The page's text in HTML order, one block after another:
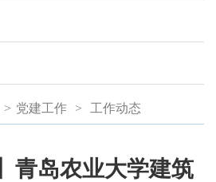
> 党建工作 > 工作动态
青岛农业大学建筑